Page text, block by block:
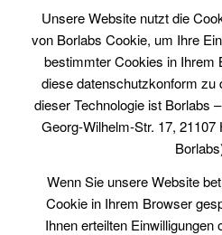
Unsere Website nutzt die
von Borlabs Cookie, um Ihre
bestimmter Cookies in Ihrem
diese datenschutzkonform zu
dieser Technologie ist Borlabs
Georg-Wilhelm-Str. 17,
Wenn Sie unsere Website
Cookie in Ihrem Browser
Ihnen erteilten Einwilligungen